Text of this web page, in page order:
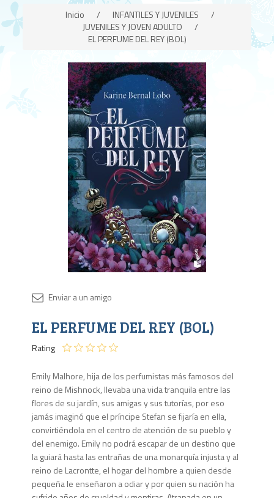
Inicio / INFANTILES Y JUVENILES
/
JUVENILES Y JOVEN ADULTO
/
EL PERFUME DEL REY (BOL)
EL PERFUME DEL REY (BOL)
Rating
Emily Malhore, hija de los perfumistas más famosos del
reino de Mishnock, llevaba una vida tranquila entre las
flores de su jardín, sus amigas y sus tutorías, por eso
jamás imaginó que el príncipe Stefan se fijaría en ella,
convirtiéndola en el centro de atención de su pueblo y
del enemigo. Emily no podrá escapar de un destino que
la guiará hasta las entrañas de una monarquía injusta y al
reino de Lacrontte, el hogar del hombre a quien desde
pequeña le enseñaron a odiar y por quien su nación ha